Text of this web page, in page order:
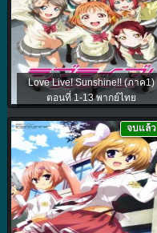
Love Live! Sunshine!! (ภาค1)
ตอนที่ 1-13 พากย์ไทย
จบแล้ว